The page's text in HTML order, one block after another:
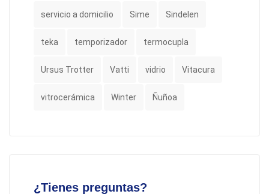
servicio a domicilio Sime Sindelen
teka temporizador termocupla
Ursus Trotter Vatti vidrio Vitacura
vitrocerámica Winter Ñuñoa
¿Tienes preguntas?